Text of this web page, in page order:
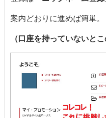
案内どおりに進めば簡単。
（口座を持っていないと